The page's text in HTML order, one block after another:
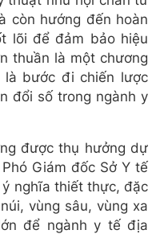
còn hướng đến hoàn
lõi để đảm bảo hiệu
thuần là một chương
bước đi chiến lược
đổi số trong ngành y
được thụ hưởng dự
Giám đốc Sở Y tế
nghĩa thiết thực, đặc
vùng sâu, vùng xa
để ngành y tế địa